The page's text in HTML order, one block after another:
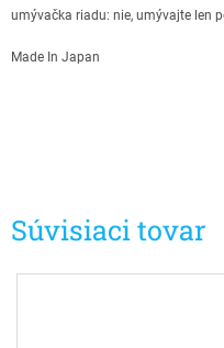
Súvisiaci tovar
umývačka riadu: nie, umývajte len
Made In Japan